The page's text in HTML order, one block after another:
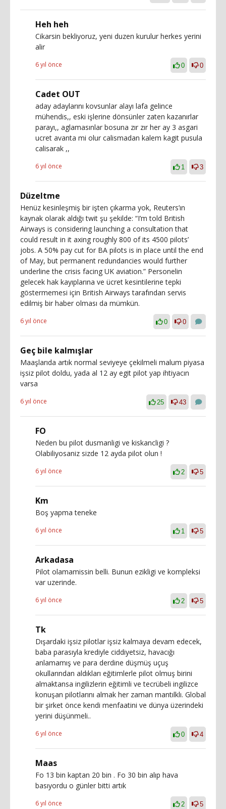
Heh heh
Cikarsin bekliyoruz, yeni duzen kurulur herkes yerini
alir
6 yıl önce 0 0
Cadet OUT
aday adaylarını kovsunlar alayı lafa gelince
mühendis,, eski işlerine dönsünler zaten kazanırlar
parayı,, aglamasınlar bosuna zır zır her ay 3 asgari
ucret avanta mi olur calismadan kalem kagit pusula
calisarak ,,
6 yıl önce 1 3
Düzeltme
Henüz kesinleşmiş bir işten çıkarma yok, Reuters’ın
kaynak olarak aldığı twit şu şekilde: “I’m told British
Airways is considering launching a consultation that
could result in it axing roughly 800 of its 4500 pilots’
jobs. A 50% pay cut for BA pilots is in place until the end
of May, but permanent redundancies would further
underline the crisis facing UK aviation.” Personelin
gelecek hak kayıplarına ve ücret kesintilerine tepki
göstermemesi için British Airways tarafından servis
edilmiş bir haber olması da mümkün.
6 yıl önce 0 0
Geç bile kalmışlar
Maaşlarıda artık normal seviyeye çekilmeli malum piyasa
işsiz pilot doldu, yada al 12 ay egit pilot yap ihtiyacın
varsa
6 yıl önce 25 43
FO
Neden bu pilot dusmanligi ve kiskancligi ?
Olabiliyosaniz sizde 12 ayda pilot olun !
6 yıl önce 2 5
Km
Boş yapma teneke
6 yıl önce 1 5
Arkadasa
Pilot olamamissin belli. Bunun ezikligi ve kompleksi
var uzerinde.
6 yıl önce 2 5
Tk
Dışardaki işsiz pilotlar işsiz kalmaya devam edecek,
baba parasıyla krediyle ciddiyetsiz, havacığı
anlamamış ve para derdine düşmüş uçuş
okullarından aldıkları eğitimlerle pilot olmuş birini
almaktansa ingilizlerin eğitimli ve tecrübeli ingilizce
konuşan pilotlarını almak her zaman mantılklı. Global
bir şirket önce kendi menfaatini ve dünya üzerindeki
yerini düşünmeli..
6 yıl önce 0 4
Maas
Fo 13 bin kaptan 20 bin . Fo 30 bin alıp hava
basıyordu o günler bitti artık
6 yıl önce 2 5